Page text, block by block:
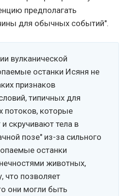
предполагать
для обычных событий".
вулканической
останки Исяня не
признаков
типичных для
потоков, которые
скручивают тела в
позе" из-за сильного
останки
животных,
что позволяет
они могли быть